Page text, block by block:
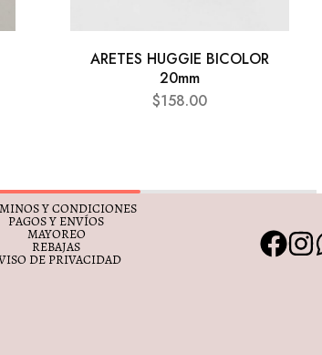
ARETES HUGGIE BICOLOR
20mm
$158.00
Y CONDICIONES
PAGOS Y ENVÍOS
MAYOREO
REBAJAS
DE PRIVACIDAD